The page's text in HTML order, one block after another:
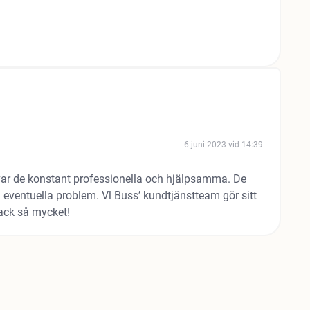
6 juni 2023 vid 14:39
de konstant professionella och hjälpsamma. De
problem. Vl Buss’ kundtjänstteam gör sitt
så mycket!